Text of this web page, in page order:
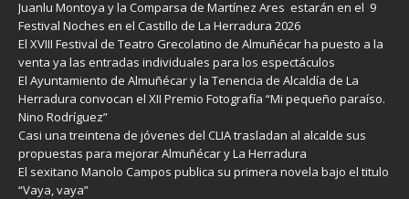
Juanlu Montoya y la Comparsa de Martínez Ares estarán en el 9
Festival Noches en el Castillo de La Herradura 2026
El XVIII Festival de Teatro Grecolatino de Almuñécar ha puesto a la
venta ya las entradas individuales para los espectáculos
El Ayuntamiento de Almuñécar y la Tenencia de Alcaldía de La
Herradura convocan el XII Premio Fotografía “Mi pequeño paraíso.
Nino Rodríguez”
Casi una treintena de jóvenes del CLIA trasladan al alcalde sus
propuestas para mejorar Almuñécar y La Herradura
El sexitano Manolo Campos publica su primera novela bajo el titulo
“Vaya, vaya”